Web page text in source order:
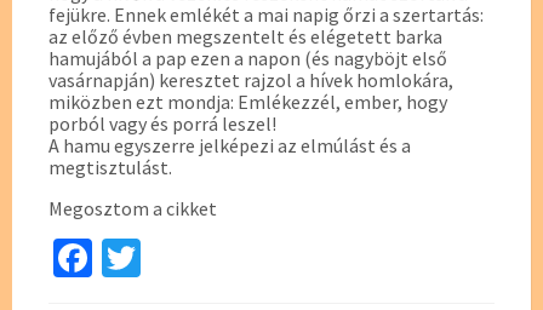
fejükre. Ennek emlékét a mai napig őrzi a szertartás:
az előző évben megszentelt és elégetett barka
hamujából a pap ezen a napon (és nagyböjt első
vasárnapján) keresztet rajzol a hívek homlokára,
miközben ezt mondja: Emlékezzél, ember, hogy
porból vagy és porrá leszel!
A hamu egyszerre jelképezi az elmúlást és a
megtisztulást.
Megosztom a cikket
Fa